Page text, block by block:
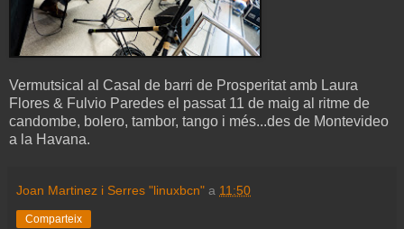
Vermutsical al Casal de barri de Prosperitat amb Laura
Flores & Fulvio Paredes el passat 11 de maig al ritme de
candombe, bolero, tambor, tango i més...des de Montevideo
a la Havana.
Joan Martinez i Serres "linuxbcn" a 11:50
Comparteix